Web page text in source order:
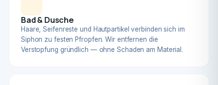
Bad & Dusche
Haare, Seifenreste und Hautpartikel verbinden sich im
Siphon zu festen Pfropfen. Wir entfernen die
Verstopfung gründlich — ohne Schaden am Material.